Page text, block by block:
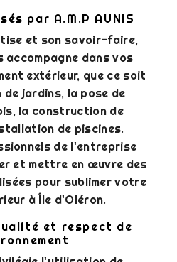
par A.M.P AUNIS
et son savoir-faire,
accompagne dans vos
extérieur, que ce soit
jardins, la pose de
la construction de
de piscines.
de l'entreprise
et mettre en œuvre des
pour sublimer votre
à Île d'Oléron.
et respect de